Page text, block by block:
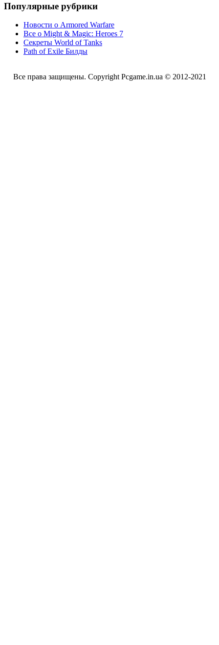
Популярные рубрики
Новости о Armored Warfare
Все о Might & Magic: Heroes 7
Секреты World of Tanks
Path of Exile Билды
Все права защищены. Copyright Pcgame.in.ua © 2012-2021